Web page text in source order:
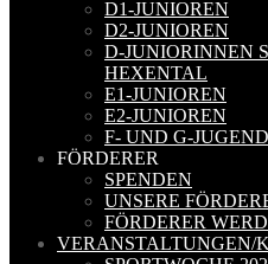
D1-JUNIOREN
D2-JUNIOREN
D-JUNIORINNEN
HEXENTAL
E1-JUNIOREN
E2-JUNIOREN
F- UND G-JUGEND
FÖRDERER
SPENDEN
UNSERE
FÖRDERER
VERANSTALTUNGEN/